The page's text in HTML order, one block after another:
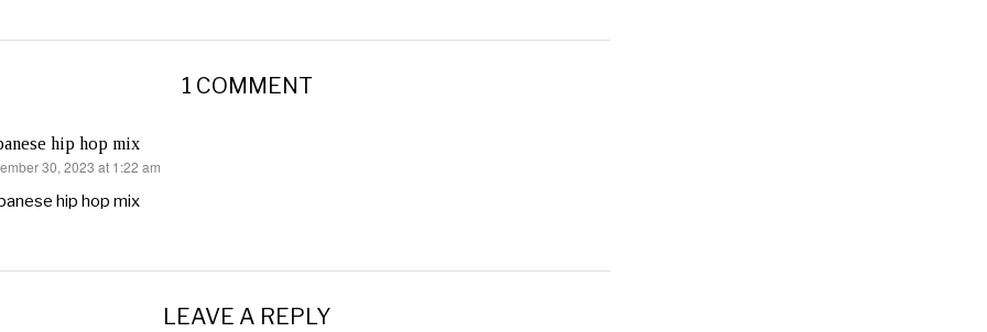
1 COMMENT
hip hop mix
30, 2023 at 1:22 am
hip hop mix
LEAVE A REPLY